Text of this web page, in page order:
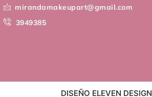
mirandamakeupart@gmail.com
3949385
DISEÑO ELEVEN DESIGN